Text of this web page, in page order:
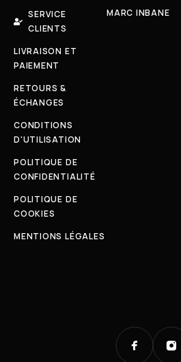
SERVICE
CLIENTS
LIVRAISON ET
PAIEMENT
RETOURS &
ÉCHANGES
CONDITIONS
D'UTILISATION
POLITIQUE DE
CONFIDENTIALITÉ
POLITIQUE DE
COOKIES
MENTIONS LÉGALES
MARC INBANE